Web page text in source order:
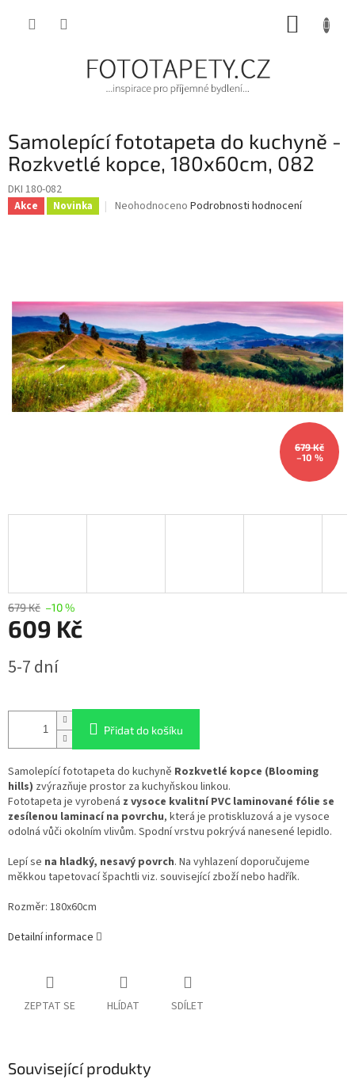
Samolepící fototapeta do kuchyně -
Rozkvetlé kopce, 180x60cm, 082
DKI 180-082
Akce Novinka
Průměrné
hvězdiček.
Neohodnoceno Podrobnosti hodnocení
679 Kč
–10 %
679 Kč –10 %
609 Kč
cena:
5-7 dní
Přidat do košíku
Samolepící fototapeta do kuchyně Rozkvetlé kopce (Blooming
hills) zvýrazňuje prostor za kuchyňskou linkou.
Fototapeta je vyrobená z vysoce kvalitní PVC laminované fólie se
zesílenou laminací na povrchu, která je protiskluzová a je vysoce
odolná vůči okolním vlivům. Spodní vrstvu pokrývá nanesené lepidlo.
Lepí se na hladký, nesavý povrch. Na vyhlazení doporučujeme
měkkou tapetovací špachtli viz. související zboží nebo hadřík.
Rozměr: 180x60cm
Detailní informace
ZEPTAT SE HLÍDAT SDÍLET
Související produkty